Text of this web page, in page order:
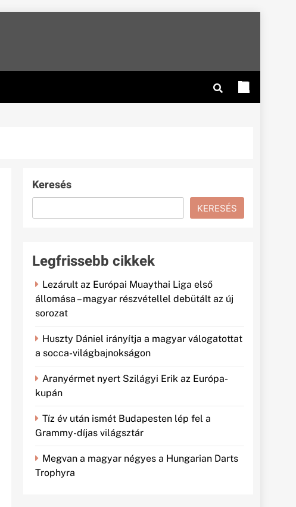
Keresés
KERESÉS
Legfrissebb cikkek
Lezárult az Európai Muaythai Liga első
állomása – magyar részvétellel debütált az új
sorozat
Huszty Dániel irányítja a magyar válogatottat
a socca-világbajnokságon
Aranyérmet nyert Szilágyi Erik az Európa-
kupán
Tíz év után ismét Budapesten lép fel a
Grammy-díjas világsztár
Megvan a magyar négyes a Hungarian Darts
Trophyra